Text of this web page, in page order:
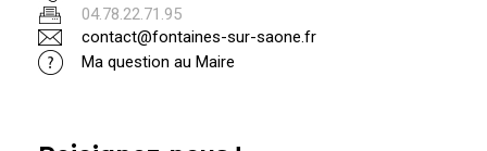
04.78.22.71.95
contact@fontaines-sur-saone.fr
Ma question au Maire